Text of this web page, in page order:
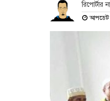
রিপোর্টার
আপডেট